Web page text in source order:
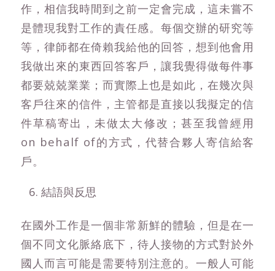
作，相信我時間到之前一定會完成，這未嘗不
是體現我對工作的責任感。每個交辦的研究等
等，律師都在倚賴我給他的回答，想到他會用
我做出來的東西回答客戶，讓我覺得做每件事
都要兢兢業業；而實際上也是如此，在幾次與
客戶往來的信件，主管都是直接以我擬定的信
件草稿寄出，未做太大修改；甚至我曾經用
on behalf of的方式，代替合夥人寄信給客
戶。
結語與反思
在國外工作是一個非常新鮮的體驗，但是在一
個不同文化脈絡底下，待人接物的方式對於外
國人而言可能是需要特別注意的。一般人可能